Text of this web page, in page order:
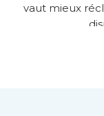
vaut mieux